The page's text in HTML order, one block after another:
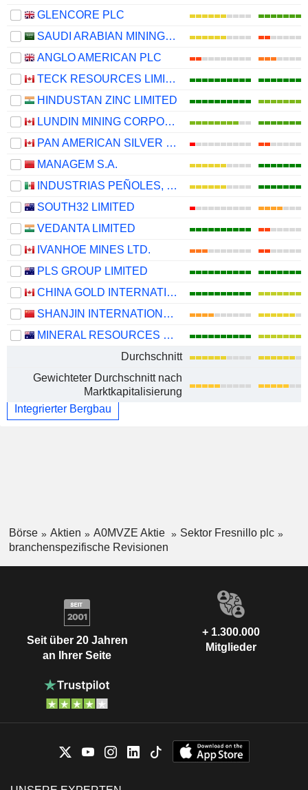
GLENCORE PLC
SAUDI ARABIAN MINING COMPANY (MAADEN)
ANGLO AMERICAN PLC
TECK RESOURCES LIMITED
HINDUSTAN ZINC LIMITED
LUNDIN MINING CORPORATION
PAN AMERICAN SILVER CORP.
MANAGEM S.A.
INDUSTRIAS PEÑOLES, S.A.B. DE C.V.
SOUTH32 LIMITED
VEDANTA LIMITED
IVANHOE MINES LTD.
PLS GROUP LIMITED
CHINA GOLD INTERNATIONAL RESOURCES CORP. LTD.
SHANJIN INTERNATIONAL GOLD CO., LTD.
MINERAL RESOURCES LIMITED
Durchschnitt
Gewichteter Durchschnitt nach
Marktkapitalisierung
Integrierter Bergbau
Börse Aktien A0MVZE Aktie
Sektor Fresnillo plc
branchenspezifische Revisionen
Seit über 20 Jahren
an Ihrer Seite
+ 1.300.000
Mitglieder